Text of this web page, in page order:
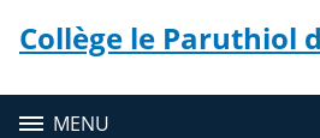
Menu de la rubrique
Contenu
Collège le Paruthiol
MENU